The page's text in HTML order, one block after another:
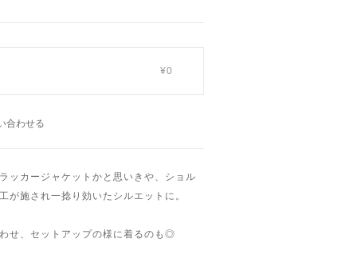
¥0
合わせる
ッカージャケットかと思いきや、ショル
が施され一捻り効いたシルエットに。
せ、セットアップの様に着るのも◎